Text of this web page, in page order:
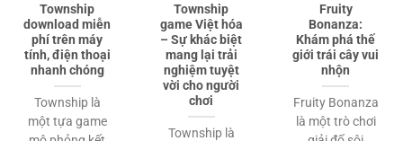
Township
download miễn
phí trên máy
tính, điện thoại
nhanh chóng
Township là
một tựa game
Township
game Việt hóa
– Sự khác biệt
mang lại trải
nghiệm tuyệt
vời cho người
chơi
Township là
Fruity
Bonanza:
Khám phá thế
giới trái cây vui
nhộn
Fruity Bonanza
là một trò chơi